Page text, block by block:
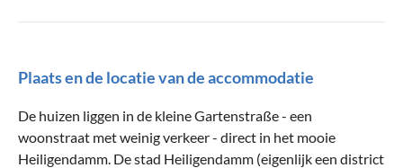
Plaats en de locatie van de accommodatie
De huizen liggen in de kleine Gartenstraße - een
woonstraat met weinig verkeer - direct in het mooie
Heiligendamm. De stad Heiligendamm (eigenlijk een district